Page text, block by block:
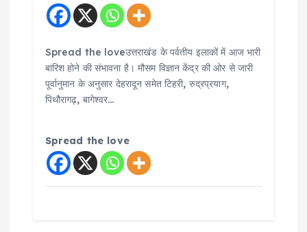
Spread the loveउत्तराखंड के पर्वतीय इलाकों में आज भारी
बारिश होने की संभावना है। मौसम विज्ञान केंद्र की ओर से जारी
पूर्वानुमान के अनुसार देहरादून समेत टिहरी, रुद्रप्रयाग,
पिथौरागढ़, बागेश्वर…
Spread the love